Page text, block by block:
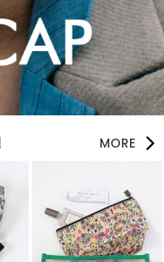
MORE